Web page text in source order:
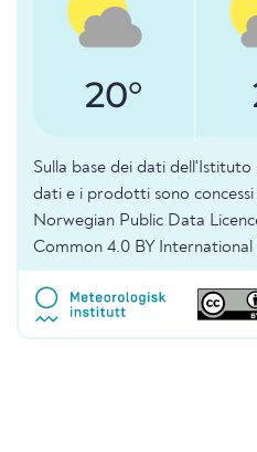
20°
Sulla base dei dati
dati e i prodotti sono concessi
Norwegian Public Data
Common 4.0 BY International